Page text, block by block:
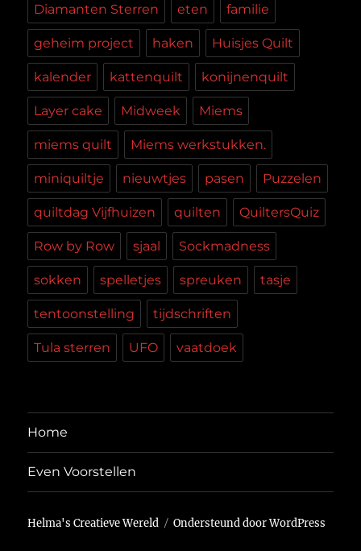
Diamanten Sterren eten familie
geheim project haken Huisjes Quilt
kalender kattenquilt konijnenquilt
Layer cake Midweek Miems
miems quilt Miems werkstukken.
miniquiltje nieuwtjes pasen Puzzelen
quiltdag Vijfhuizen quilten QuiltersQuiz
Row by Row sjaal Sockmadness
sokken spelletjes spreuken tasje
tentoonstelling tijdschriften
Tula sterren UFO vaatdoek
Home
Even Voorstellen
Helma's Creatieve Wereld Ondersteund door WordPress